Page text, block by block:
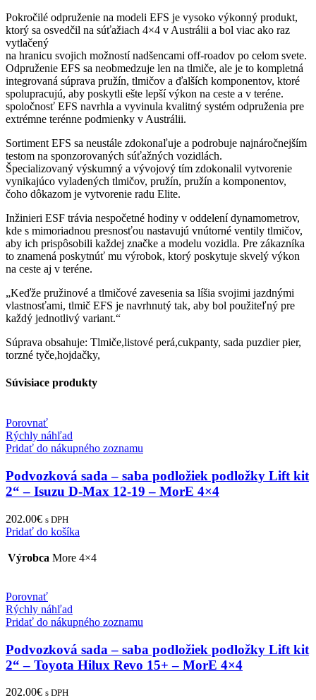
96
+50mm
Pokročilé odpruženie na modeli EFS je vysoko výkonný produkt,
ktorý sa osvedčil na súťažiach 4×4 v Austrálii a bol viac ako raz
vytlačený
na hranicu svojich možností nadšencami off-roadov po celom svete.
Odpruženie EFS sa neobmedzuje len na tlmiče, ale je to kompletná
integrovaná súprava pružín, tlmičov a ďalších komponentov, ktoré
spolupracujú, aby poskytli ešte lepší výkon na ceste a v teréne.
spoločnosť EFS navrhla a vyvinula kvalitný systém odpruženia pre
extrémne terénne podmienky v Austrálii.
Sortiment EFS sa neustále zdokonaľuje a podrobuje najnáročnejším
testom na sponzorovaných súťažných vozidlách.
Špecializovaný výskumný a vývojový tím zdokonalil vytvorenie
vynikajúco vyladených tlmičov, pružín, pružín a komponentov,
čoho dôkazom je vytvorenie radu Elite.
Inžinieri ESF trávia nespočetné hodiny v oddelení dynamometrov,
kde s mimoriadnou presnosťou nastavujú vnútorné ventily tlmičov,
aby ich prispôsobili každej značke a modelu vozidla. Pre zákazníka
to znamená poskytnúť mu výrobok, ktorý poskytuje skvelý výkon
na ceste aj v teréne.
„Keďže pružinové a tlmičové zavesenia sa líšia svojimi jazdnými
vlastnosťami, tlmič EFS je navrhnutý tak, aby bol použiteľný pre
každý jednotlivý variant.“
Súprava obsahuje: Tlmiče,listové perá,cukpanty, sada puzdier pier,
torzné tyče,hojdačky,
Súvisiace produkty
Porovnať
Rýchly náhľad
Pridať do nákupného zoznamu
Podvozková sada – saba podložiek podložky Lift kit
2“ – Isuzu D-Max 12-19 – MorE 4×4
202.00€ s DPH
Pridať do košíka
Výrobca More 4×4
Porovnať
Rýchly náhľad
Pridať do nákupného zoznamu
Podvozková sada – saba podložiek podložky Lift kit
2“ – Toyota Hilux Revo 15+ – MorE 4×4
202.00€ s DPH